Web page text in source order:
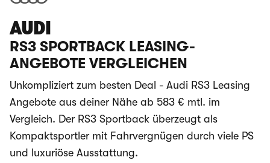
AUDI
RS3 SPORTBACK LEASING-
ANGEBOTE VERGLEICHEN
Unkompliziert zum besten Deal - Audi RS3 Leasing
Angebote aus deiner Nähe ab 583 € mtl. im
Vergleich. Der RS3 Sportback überzeugt als
Kompaktsportler mit Fahrvergnügen durch viele PS
und luxuriöse Ausstattung.